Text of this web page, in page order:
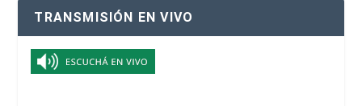
TRANSMISIÓN EN VIVO